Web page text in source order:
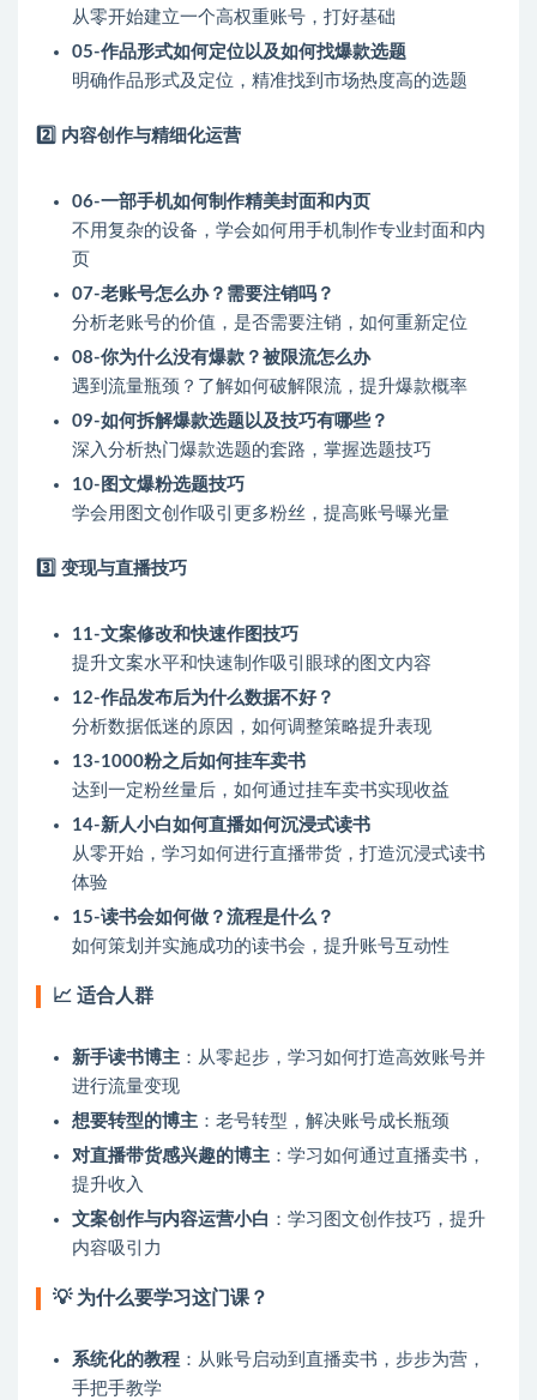
从零开始建立一个高权重账号，打好基础
05-作品形式如何定位以及如何找爆款选题
明确作品形式及定位，精准找到市场热度高的选题
2️⃣ 内容创作与精细化运营
06-一部手机如何制作精美封面和内页
不用复杂的设备，学会如何用手机制作专业封面和内
页
07-老账号怎么办？需要注销吗？
分析老账号的价值，是否需要注销，如何重新定位
08-你为什么没有爆款？被限流怎么办
遇到流量瓶颈？了解如何破解限流，提升爆款概率
09-如何拆解爆款选题以及技巧有哪些？
深入分析热门爆款选题的套路，掌握选题技巧
10-图文爆粉选题技巧
学会用图文创作吸引更多粉丝，提高账号曝光量
3️⃣ 变现与直播技巧
11-文案修改和快速作图技巧
提升文案水平和快速制作吸引眼球的图文内容
12-作品发布后为什么数据不好？
分析数据低迷的原因，如何调整策略提升表现
13-1000粉之后如何挂车卖书
达到一定粉丝量后，如何通过挂车卖书实现收益
14-新人小白如何直播如何沉浸式读书
从零开始，学习如何进行直播带货，打造沉浸式读书
体验
15-读书会如何做？流程是什么？
如何策划并实施成功的读书会，提升账号互动性
📈 适合人群
新手读书博主 ：从零起步，学习如何打造高效账号并
进行流量变现
想要转型的博主 ：老号转型，解决账号成长瓶颈
对直播带货感兴趣的博主 ：学习如何通过直播卖书，
提升收入
文案创作与内容运营小白 ：学习图文创作技巧，提升
内容吸引力
💡 为什么要学习这门课？
系统化的教程 ：从账号启动到直播卖书，步步为营，
手把手教学